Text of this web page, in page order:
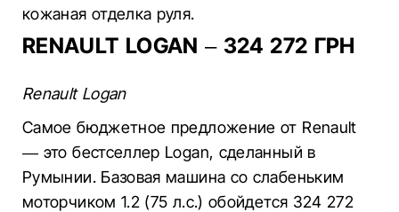
кожаная отделка руля.
RENAULT LOGAN – 324 272 ГРН
Renault Logan
Самое бюджетное предложение от Renault
— это бестселлер Logan, сделанный в
Румынии. Базовая машина со слабеньким
моторчиком 1.2 (75 л.с.) обойдется 324 272